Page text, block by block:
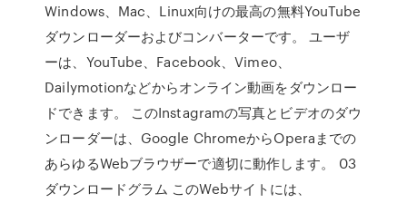
Windows、Mac、Linux向けの最高の無料YouTube
ダウンローダーおよびコンバーターです。 ユーザ
ーは、YouTube、Facebook、Vimeo、
Dailymotionなどからオンライン動画をダウンロー
ドできます。 このInstagramの写真とビデオのダウ
ンローダーは、Google ChromeからOperaまでの
あらゆるWebブラウザーで適切に動作します。 03
ダウンロードグラム このWebサイトには、